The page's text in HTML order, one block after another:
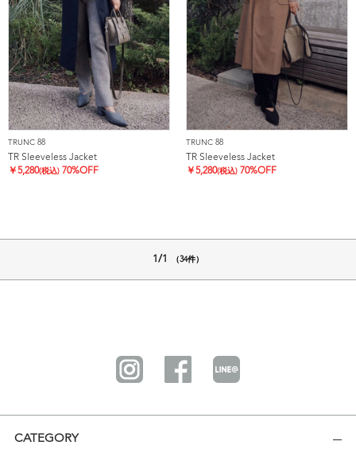
TRUNC 88
TR Sleeveless Jacket
￥5,280(税込) 70%OFF
TRUNC 88
TR Sleeveless Jacket
￥5,280(税込) 70%OFF
1/1 （34件）
CATEGORY